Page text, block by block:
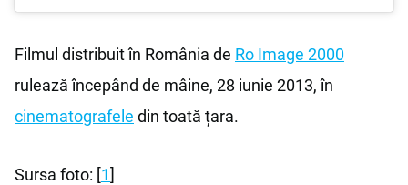
Filmul distribuit în România de Ro Image 2000
rulează începând de mâine, 28 iunie 2013, în
cinematografele din toată țara.
Sursa foto: [1]